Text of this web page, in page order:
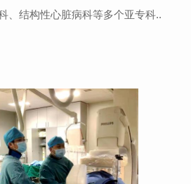
、结构性心脏病科等多个亚专科..